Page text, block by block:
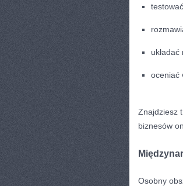
oceniać
Znajdziesz
biznesów
Osobny